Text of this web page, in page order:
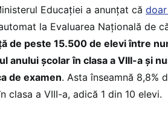
Educației a anunțat că
la Evaluarea Națională de
de peste 15.500 de elevi între
anului școlar în clasa a VIII-a și
de examen. Asta înseamnă 8,8%
clasa a VIII-a, adică 1 din 10 elevi.